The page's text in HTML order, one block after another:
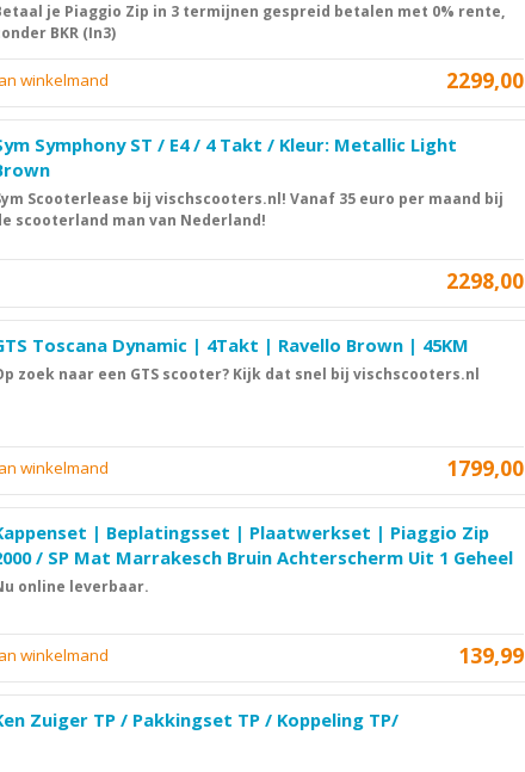
je Piaggio Zip in 3 termijnen gespreid betalen met 0% rente,
BKR (In3)
2299,00
winkelmand
Symphony ST / E4 / 4 Takt / Kleur: Metallic Light
Scooterlease bij vischscooters.nl! Vanaf 35 euro per maand bij
scooterland man van Nederland!
2298,00
Toscana Dynamic | 4Takt | Ravello Brown | 45KM
zoek naar een GTS scooter? Kijk dat snel bij vischscooters.nl
1799,00
winkelmand
| Beplatingsset | Plaatwerkset | Piaggio Zip
/ SP Mat Marrakesch Bruin Achterscherm Uit 1 Geheel
online leverbaar.
139,99
winkelmand
Zuiger TP / Pakkingset TP / Koppeling TP/